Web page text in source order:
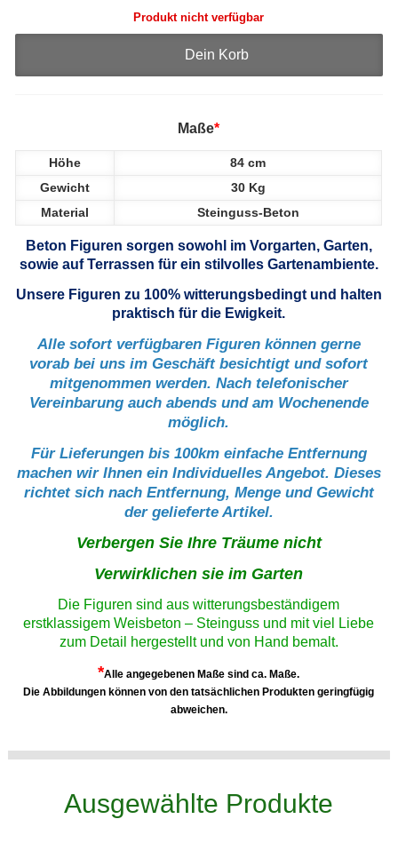
Produkt nicht verfügbar
Dein Korb
Maße*
Höhe
84 cm
Gewicht
30 Kg
Material
Steinguss-Beton
Beton Figuren sorgen sowohl im Vorgarten, Garten,
sowie auf Terrassen für ein stilvolles Gartenambiente.
Unsere Figuren zu 100% witterungsbedingt und halten
praktisch für die Ewigkeit.
Alle sofort verfügbaren Figuren können gerne
vorab bei uns im Geschäft besichtigt und sofort
mitgenommen werden. Nach telefonischer
Vereinbarung auch abends und am Wochenende
möglich.
Für Lieferungen bis 100km einfache Entfernung
machen wir Ihnen ein Individuelles Angebot. Dieses
richtet sich nach Entfernung, Menge und Gewicht
der gelieferte Artikel.
Verbergen Sie Ihre Träume nicht
Verwirklichen sie im Garten
Die Figuren sind aus witterungsbeständigem
erstklassigem Weisbeton – Steinguss und mit viel Liebe
zum Detail hergestellt und von Hand bemalt.
*Alle angegebenen Maße sind ca. Maße.
Die Abbildungen können von den tatsächlichen Produkten geringfügig
abweichen.
Ausgewählte Produkte